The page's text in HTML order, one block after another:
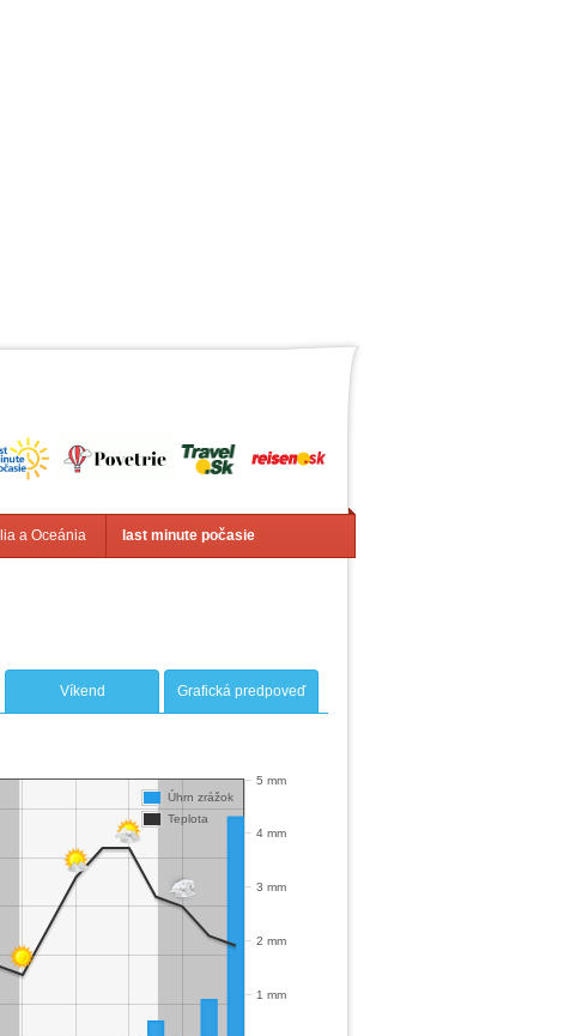
a Oceánia last minute počasie
Víkend Grafická predpoveď
1 mm
2 mm
3 mm
4 mm
5 mm
Úhrn zrážok
Teplota